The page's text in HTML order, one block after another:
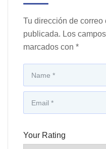
Tu dirección de correo
publicada. Los
marcados con *
Your Rating